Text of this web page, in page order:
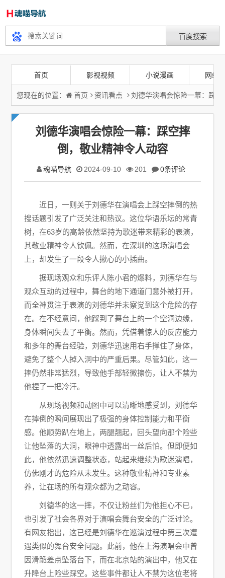
首页 影视视频 小说漫画 网络
您现在的位置： 首页 资讯看点 刘德华演唱会惊险一幕：踩
刘德华演唱会惊险一幕：踩空摔
倒，敬业精神令人动容
魂喵导航 2024-09-10 201 0条评论
近日，一则关于刘德华在演唱会上踩空摔倒的热
搜话题引发了广泛关注和热议。这位华语乐坛的常青
树，在63岁的高龄依然坚持为歌迷带来精彩的表演，
其敬业精神令人钦佩。然而，在深圳的这场演唱会
上，却发生了一段令人揪心的小插曲。
据现场观众和乐评人陈小君的爆料，刘德华在与
观众互动的过程中，舞台的地下通道门意外被打开，
而全神贯注于表演的刘德华并未察觉到这个危险的存
在。在不经意间，他踩到了舞台上的一个空洞边缘，
身体瞬间失去了平衡。然而，凭借着惊人的反应能力
和多年的舞台经验，刘德华迅速用右手撑住了身体，
避免了整个人掉入洞中的严重后果。尽管如此，这一
摔仍然非常猛烈，导致他手部轻微擦伤，让人不禁为
他捏了一把冷汗。
从现场视频和动图中可以清晰地感受到，刘德华
在摔倒的瞬间展现出了极强的身体控制能力和平衡
感。他顺势趴在地上，两腿翘起，回头望向那个险些
让他坠落的大洞，眼神中透露出一丝后怕。但即便如
此，他依然迅速调整状态，站起来继续为歌迷演唱，
仿佛刚才的危险从未发生。这种敬业精神和专业素
养，让在场的所有观众都为之动容。
刘德华的这一摔，不仅让粉丝们为他担心不已，
也引发了社会各界对于演唱会舞台安全的广泛讨论。
有网友指出，这已经是刘德华在巡演过程中第三次遭
遇类似的舞台安全问题。此前，他在上海演唱会中曾
因滑跪差点坠落台下，而在北京站的演出中，他又在
升降台上险些踩空。这些事件都让人不禁为这位老将